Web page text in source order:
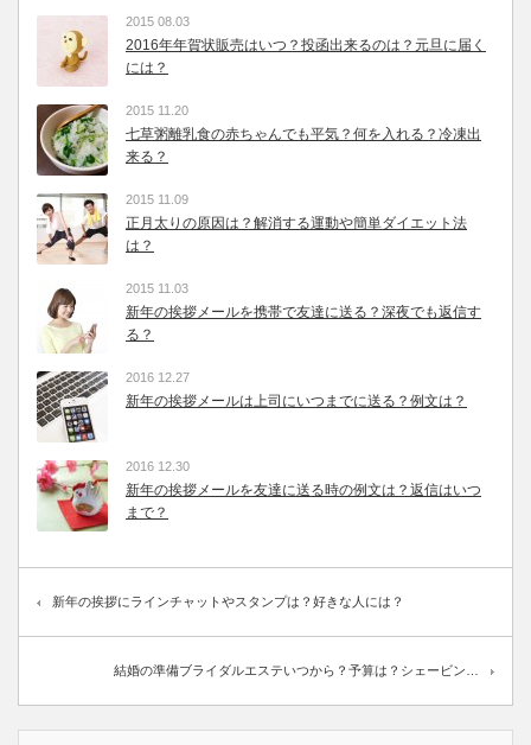
2015 08.03
2016年年賀状販売はいつ？投函出来るのは？元旦に届く
には？
2015 11.20
七草粥離乳食の赤ちゃんでも平気？何を入れる？冷凍出
来る？
2015 11.09
正月太りの原因は？解消する運動や簡単ダイエット法
は？
2015 11.03
新年の挨拶メールを携帯で友達に送る？深夜でも返信す
る？
2016 12.27
新年の挨拶メールは上司にいつまでに送る？例文は？
2016 12.30
新年の挨拶メールを友達に送る時の例文は？返信はいつ
まで？
新年の挨拶にラインチャットやスタンプは？好きな人には？
結婚の準備ブライダルエステいつから？予算は？シェービン…